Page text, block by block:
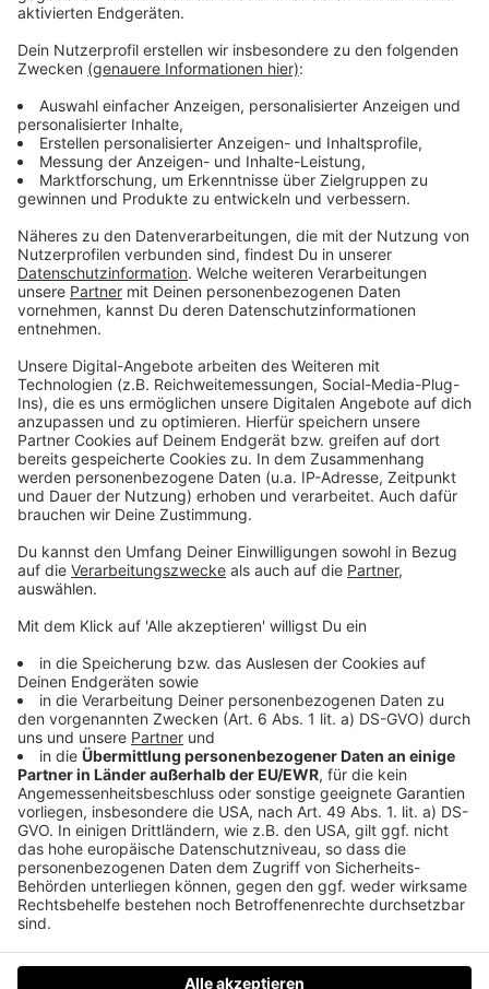
Bewegung lässt sich easy in den Alltag
einbauen – sei es beim Spielen mit den
Kindern, Radfahren oder Spazierengehen.
Hauptsache, es macht Spaß und passiert
regelmäßig!
Für Kinder ist Koordination der Schlüssel! Wer
früh mit unterschiedlichen Sportarten startet,
vor allem Ballsport, schafft die beste Basis fürs
spätere Leben. Das zahlt sich bis ins hohe Alter
aus.
Motivation ist alles: Der gesündeste Sport ist
immer der, den man gerne macht und
langfristig durchzieht. Finde deine Leidenschaft
und bleib in Bewegung – das ist das beste
Rezept für ein glückliches, gesundes Leben!
(Diese Folge ist ursprünglich erschienen am
18.6.2024)
Alle Episoden des „gesund & glücklich“-Podcasts
sowie alles rund um Gesundheit in den
OÖNachrichten gibt’s auf
https://www.nachrichten.at/gesundheit
Wochen OÖNachrichten gratis testen unter
http://nachrichten.at/testen
Folgt uns in der Podcast-App des Vertrauens und
lasst uns gerne Sternchen oder Kommentare da!
Feedback, Ideen, Anregungen oder Interesse an
Werbepartnerschaften? Schreibt uns doch:
podcasts@nachrichten.at
Musik-Credit: BalloonPlanet – „Always Look Up“ by
Artlist
DatenschutzImpressumAGBsJobsKontaktWerben